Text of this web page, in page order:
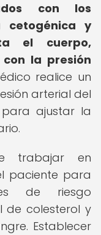
con los
cetogénica y
el cuerpo,
la presión
realice un
arterial del
ajustar la
trabajar en
paciente para
de riesgo
de colesterol y
Establecer